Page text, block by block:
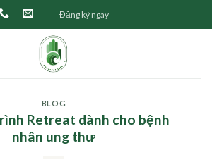
Đăng ký ngay
BLOG
Retreat dành cho bệnh
nhân ung thư